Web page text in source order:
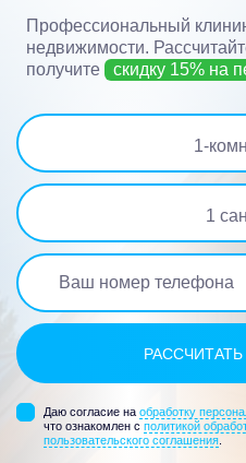
Профессиональный
недвижимости.
получите
скидку 15% на
1-
1
Даю согласие на обработку
что ознакомлен с политикой
пользовательского соглашения